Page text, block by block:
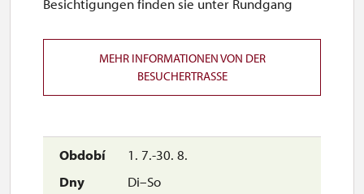
1. 7.-30. 8.
Di–So
Besichtigungen finden sie unter Rundgang
MEHR INFORMATIONEN VON DER
BESUCHERTRASSE